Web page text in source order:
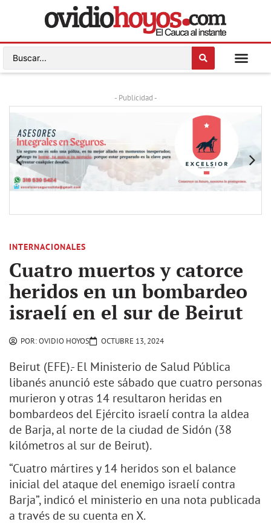
- Publicidad -
INTERNACIONALES
Cuatro muertos y catorce
heridos en un bombardeo
israelí en el sur de Beirut
POR:OVIDIO HOYOS OCTUBRE 13, 2024
Beirut (EFE).- El Ministerio de Salud Pública
libanés anunció este sábado que cuatro personas
murieron y otras 14 resultaron heridas en
bombardeos del Ejército israelí contra la aldea
de Barja, al norte de la ciudad de Sidón (38
kilómetros al sur de Beirut).
“Cuatro mártires y 14 heridos son el balance
inicial del ataque del enemigo israelí contra
Barja”, indicó el ministerio en una nota publicada
a través de su cuenta en X.